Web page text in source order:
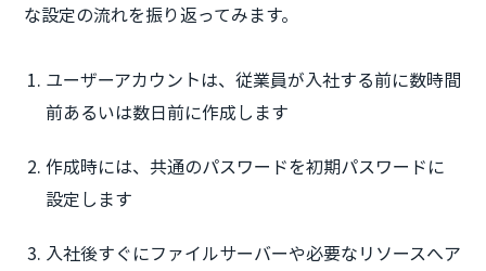
な設定の流れを振り返ってみます。
ユーザーアカウントは、従業員が入社する前に数時間
前あるいは数日前に作成します
作成時には、共通のパスワードを初期パスワードに
設定します
入社後すぐにファイルサーバーや必要なリソースへア